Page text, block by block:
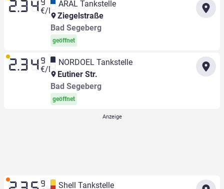
2.34 9
€/l
ARAL Tankstelle
Ziegelstraße
Bad Segeberg
geöffnet
2.34 9
€/l
NORDOEL Tankstelle
Eutiner Str.
Bad Segeberg
geöffnet
9
Shell Tankstelle